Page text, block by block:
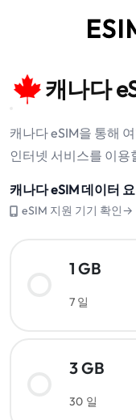
캐나다
캐나다 eSIM을 통해
인터넷 서비스를 이용
캐나다 eSIM 데이터
eSIM 지원 기기 확인→
1 GB
7 일
3 GB
30 일